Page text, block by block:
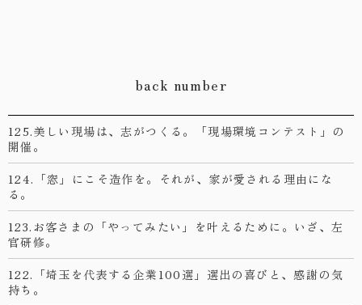
back number
125.美しい現場は、志がつくる。「現場環境コンテスト」の
開催。
124.「窓」にこそ造作を。それが、家が愛される理由にな
る。
123.お客さまの「やってみたい」を叶えるために。いざ、左
官研修。
122.「埼玉を代表する企業100選」選出の喜びと、感謝の気
持ち。